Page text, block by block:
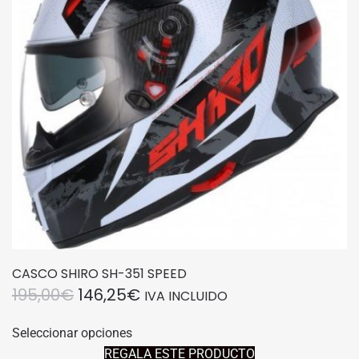
pueden
elegir
en
la
página
de
producto
CASCO SHIRO SH-351 SPEED
195,00€ EL
ORIGINAL
146,25€EL
ACTUAL
IVA INCLUIDO
Seleccionar opcionesproducto
REGALA ESTE PRODUCTO